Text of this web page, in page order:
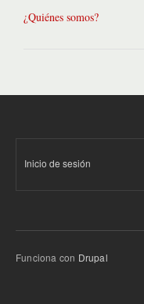
¿Quiénes somos?
Inicio de sesión
Funciona con Drupal